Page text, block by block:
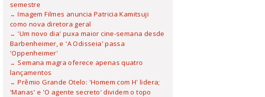
semestre
Imagem Filmes anuncia Patricia Kamitsuji
como nova diretora geral
'Um novo dia' puxa maior cine-semana desde
Barbenheimer, e 'A Odisseia' passa
'Oppenheimer'
Semana magra oferece apenas quatro
lançamentos
Prêmio Grande Otelo: 'Homem com H' lidera;
'Manas' e 'O agente secreto' dividem o topo